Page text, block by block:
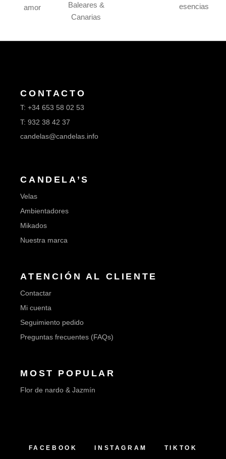
amor
Baleares &
Canarias​
esencias
CONTACTO
T:+34 653 58 02 53
T:932 38 42 37
candelas@candelas.info
CANDELA’S
Velas
Ambientadores
Mikados
Nuestra marca
ATENCIÓN AL CLIENTE
Contactar
Mi cuenta
Seguimiento pedido
Preguntas frecuentes (FAQs)
MOST POPULAR
Flor de nardo & Jazmín
FACEBOOK INSTAGRAM TIKTOK